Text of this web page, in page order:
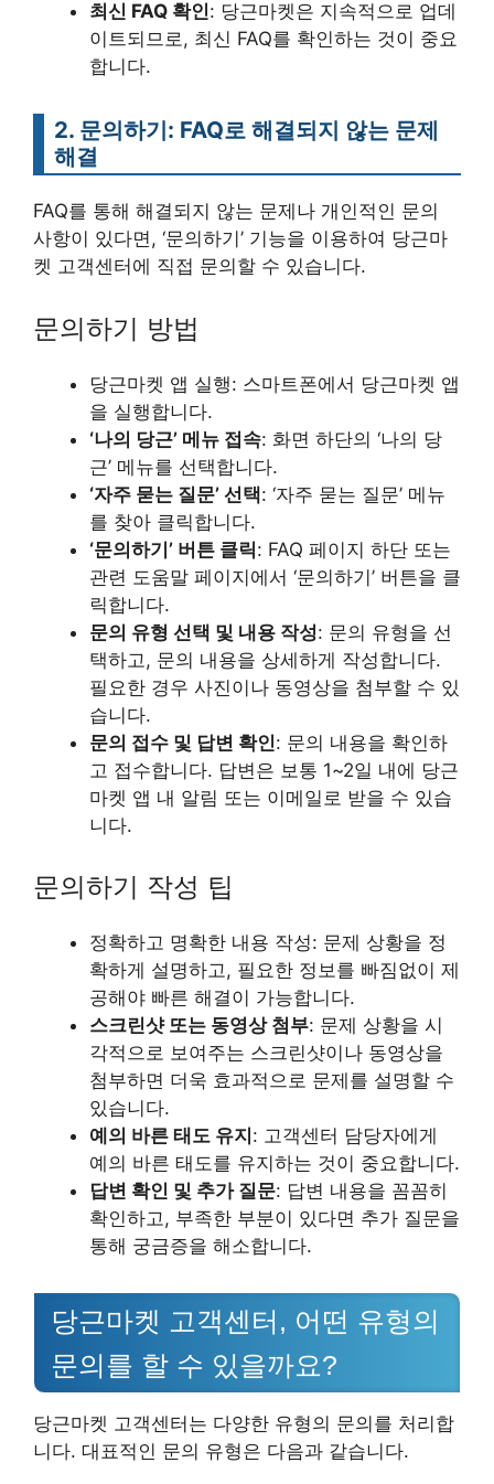
최신 FAQ 확인: 당근마켓은 지속적으로 업데
이트되므로, 최신 FAQ를 확인하는 것이 중요
합니다.
2. 문의하기: FAQ로 해결되지 않는 문제
해결
FAQ를 통해 해결되지 않는 문제나 개인적인 문의
사항이 있다면, ‘문의하기’ 기능을 이용하여 당근마
켓 고객센터에 직접 문의할 수 있습니다.
문의하기 방법
당근마켓 앱 실행: 스마트폰에서 당근마켓 앱
을 실행합니다.
‘나의 당근’ 메뉴 접속: 화면 하단의 ‘나의 당
근’ 메뉴를 선택합니다.
‘자주 묻는 질문’ 선택: ‘자주 묻는 질문’ 메뉴
를 찾아 클릭합니다.
‘문의하기’ 버튼 클릭: FAQ 페이지 하단 또는
관련 도움말 페이지에서 ‘문의하기’ 버튼을 클
릭합니다.
문의 유형 선택 및 내용 작성: 문의 유형을 선
택하고, 문의 내용을 상세하게 작성합니다.
필요한 경우 사진이나 동영상을 첨부할 수 있
습니다.
문의 접수 및 답변 확인: 문의 내용을 확인하
고 접수합니다. 답변은 보통 1~2일 내에 당근
마켓 앱 내 알림 또는 이메일로 받을 수 있습
니다.
문의하기 작성 팁
정확하고 명확한 내용 작성: 문제 상황을 정
확하게 설명하고, 필요한 정보를 빠짐없이 제
공해야 빠른 해결이 가능합니다.
스크린샷 또는 동영상 첨부: 문제 상황을 시
각적으로 보여주는 스크린샷이나 동영상을
첨부하면 더욱 효과적으로 문제를 설명할 수
있습니다.
예의 바른 태도 유지 : 고객센터 담당자에게
예의 바른 태도를 유지하는 것이 중요합니다.
답변 확인 및 추가 질문: 답변 내용을 꼼꼼히
확인하고, 부족한 부분이 있다면 추가 질문을
통해 궁금증을 해소합니다.
당근마켓 고객센터, 어떤 유형의
문의를 할 수 있을까요?
당근마켓 고객센터는 다양한 유형의 문의를 처리합
니다. 대표적인 문의 유형은 다음과 같습니다.